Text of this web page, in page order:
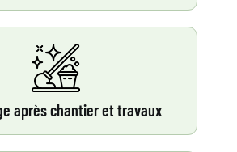
après chantier et travaux